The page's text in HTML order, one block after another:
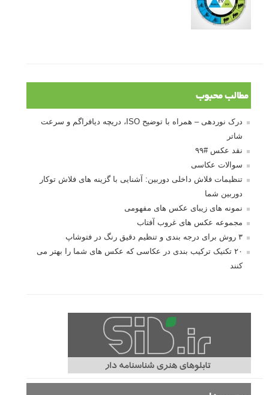
مطالب محبوب
درک نوردهی – همراه با توضیح ISO، دریچه دیافراگم و سرعت
شاتر
نقد عکس #۹۹
سوالات عکاسی
تنظیمات فلاش داخلی دوربین: آشنایی با گزینه های فلاش توکار
دوربین شما
نمونه های زیبای عکس های مفهومی
مجموعه عکس های غروب آفتاب
۳ روش برای درجه بندی و تنظیم دقیق رنگ در فتوشاپ
۲۰ تکنیک ترکیب بندی در عکاسی که عکس های شما را بهتر می
کنند